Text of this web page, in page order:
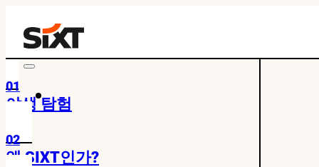
01
야생 탐험
02
왜 SIXT인가?